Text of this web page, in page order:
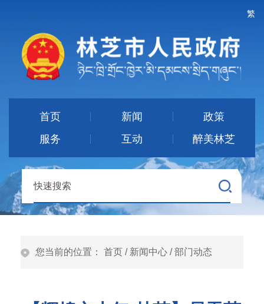
繁
首页 新闻
政策
服务
互动 醉美林芝
您当前的位置： 首页 / 新闻中心 /部门动态